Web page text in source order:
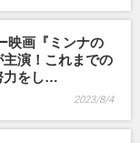
映画『ミンナの
演！これまでの
力をし…
2023/8/4